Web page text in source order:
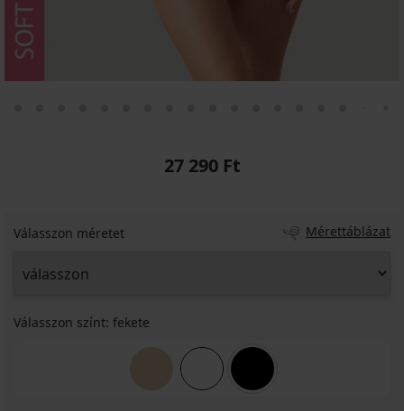
27 290 Ft
Válasszon méretet Mérettáblázat
Válasszon színt: fekete